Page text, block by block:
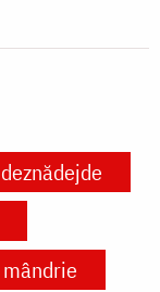
deznădejde
mândrie